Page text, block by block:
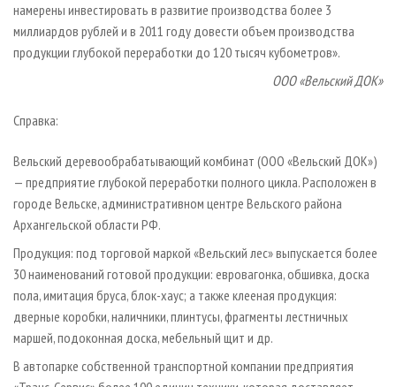
намерены инвестировать в развитие производства более 3
миллиардов рублей и в 2011 году довести объем производства
продукции глубокой переработки до 120 тысяч кубометров».
ООО «Вельский ДОК»
Справка:
Вельский деревообрабатывающий комбинат (ООО «Вельский ДОК»)
— предприятие глубокой переработки полного цикла. Расположен в
городе Вельске, административном центре Вельского района
Архангельской области РФ.
Продукция: под торговой маркой «Вельский лес» выпускается более
30 наименований готовой продукции: евровагонка, обшивка, доска
пола, имитация бруса, блок-хаус; а также клееная продукция:
дверные коробки, наличники, плинтусы, фрагменты лестничных
маршей, подоконная доска, мебельный щит и др.
В автопарке собственной транспортной компании предприятия